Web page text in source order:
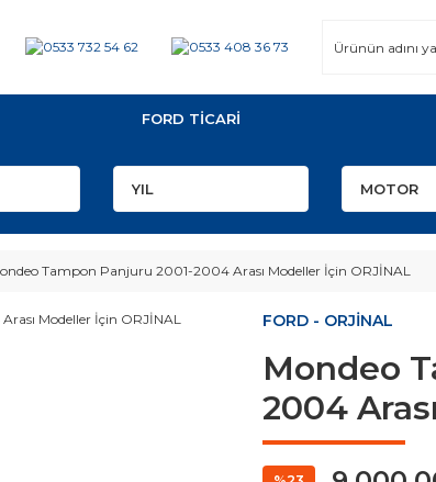
FORD TİCARİ
Tampon Panjuru 2001-2004 Arası Modeller İçin ORJİNAL
FORD - ORJİNAL
Mondeo
2004